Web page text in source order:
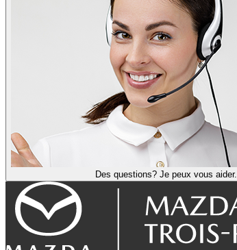
Des questions? Je peux vous aider.